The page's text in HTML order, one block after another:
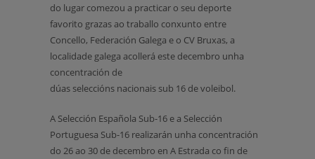
do lugar comezou a practicar o seu deporte
favorito grazas ao traballo conxunto entre
Concello, Federación Galega e o CV Bruxas, a
localidade galega acollerá este decembro unha
concentración de
dúas seleccións nacionais sub 16 de voleibol.
A Selección Española Sub-16 e a Selección
Portuguesa Sub-16 realizarán unha concentración
do 26 ao 30 de decembro en A Estrada co fin de